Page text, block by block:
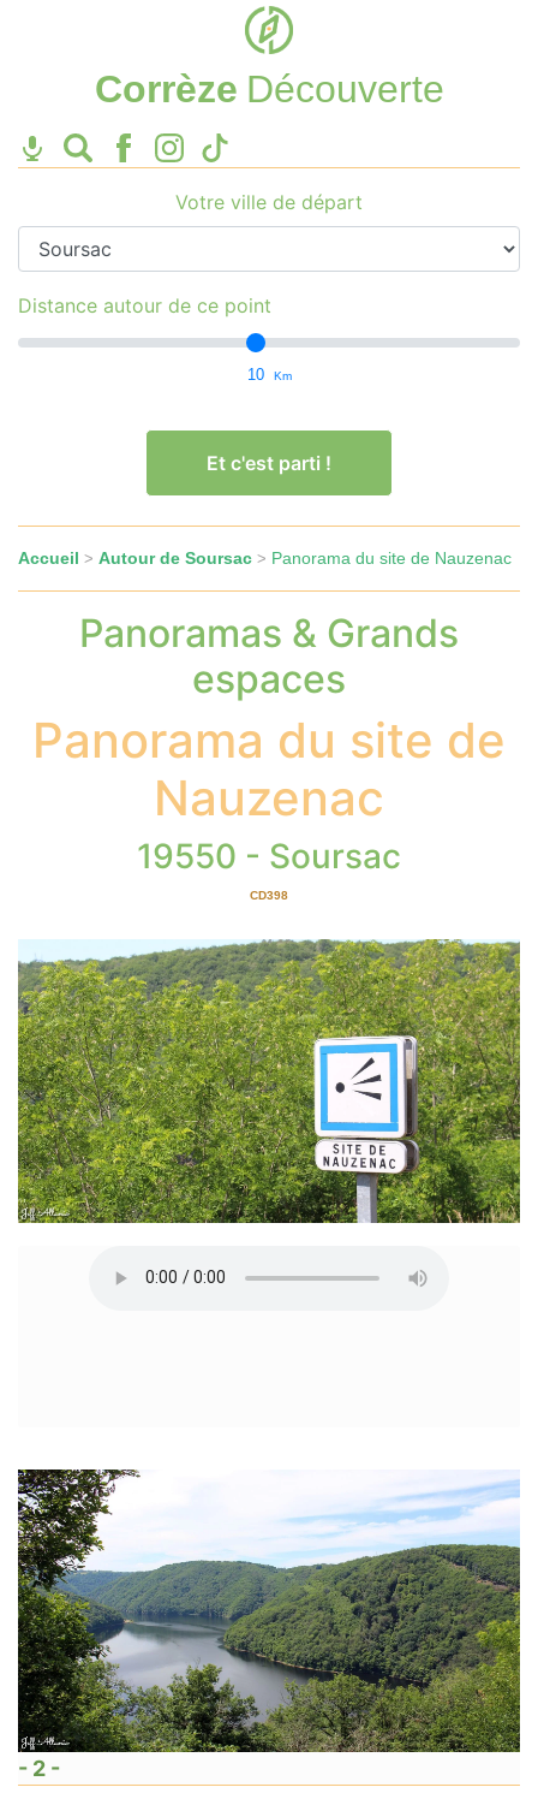
Corrèze Découverte
Votre ville de départ
Distance autour de ce point
10 Km
Et c'est parti !
Accueil > Autour de Soursac > Panorama du site de Nauzenac
Panoramas & Grands
espaces
Panorama du site de
Nauzenac
19550 - Soursac
CD398
- 2 -